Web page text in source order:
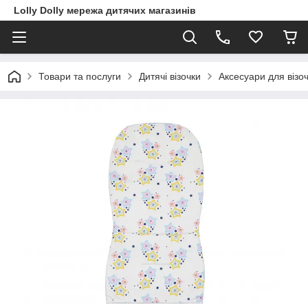
Lolly Dolly мережа дитячих магазинів
Товари та послуги Дитячі візочки Аксесуари для